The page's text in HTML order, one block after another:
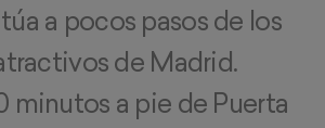
a pocos pasos de los
de Madrid.
minutos a pie de Puerta